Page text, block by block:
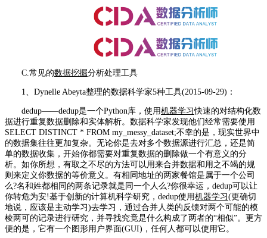
C.常见的数据挖掘分析处理工具
1、Dynelle Abeyta整理的数据科学家5种工具(2015-09-29)：
dedup——dedup是一个Python库，使用机器学习快速的对结构化数
据进行重复数据删除和实体解析。数据科学家发现他们经常需要使用
SELECT DISTINCT * FROM my_messy_dataset;不幸的是，现实世界中
的数据集往往更加复杂。无论你是去对多个数据源进行汇总，还是简
单的数据收集，开始你都需要对重复数据的删除做一个有意义的分
析。如你所想，有取之不尽的方法可以用来合并数据和用之不竭的规
则来定义你数据的等价意义。有相同地址的两家餐馆是属于一个公司
么?名和姓都相同的两条记录就是同一个人么?你很幸运，dedup可以让
你转危为安!基于创新的计算机科学研究，dedup使用机器学习 (更确切
地说，应该是主动学习)去学习，通过合并人类的反馈对两个可能的模
棱两可的记录进行研究，并寻找究竟是什么构成了两者的“相似”。更方
便的是，它有一个图形用户界面(GUI)，任何人都可以使用它。